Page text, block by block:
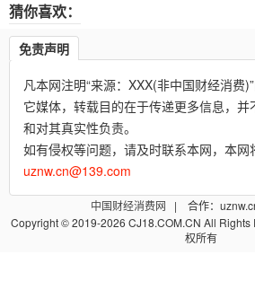
猜你喜欢：
免责声明
凡本网注明“来源：XXX(非中国财经消费
它媒体，转载目的在于传递更多信息，
和对其真实性负责。
如有侵权等问题，请及时联系本网，本网
uznw.cn@139.com
中国财经消费网
| 合作：
Copyright © 2019-2026 CJ18.COM.CN All Rights
权所有